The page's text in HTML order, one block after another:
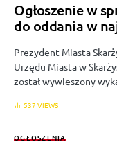
Ogłoszenie w
do oddania w
Prezydent Miasta
Urzędu Miasta w
został wywieszony
537 VIEWS
OGŁOSZENIA